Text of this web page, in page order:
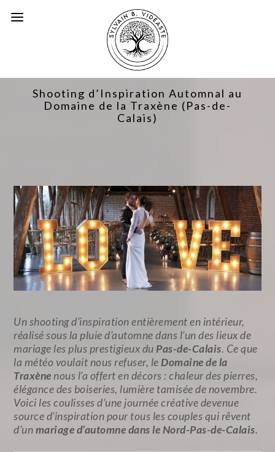
Shooting d’Inspiration Automnal au
Domaine de la Traxène (Pas-de-
Calais)
Un shooting d’inspiration entièrement en intérieur,
réalisé sous la pluie d’automne dans l’un des lieux de
mariage les plus prestigieux duPas-de-Calais. Ce que
la météo voulait nous refuser, leDomaine de la
Traxènenous l’a offert en décors : chaleur des pierres,
élégance des boiseries, lumière tamisée de novembre.
Voici les coulisses d’une journée créative devenue
source d’inspiration pour tous les couples qui rêvent
d’unmariage d’automne dans le Nord-Pas-de-Calais.